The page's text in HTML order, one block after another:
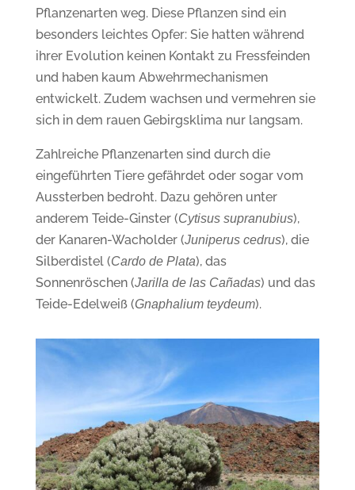
Pflanzenarten weg. Diese Pflanzen sind ein
besonders leichtes Opfer: Sie hatten während
ihrer Evolution keinen Kontakt zu Fressfeinden
und haben kaum Abwehrmechanismen
entwickelt. Zudem wachsen und vermehren sie
sich in dem rauen Gebirgsklima nur langsam.
Zahlreiche Pflanzenarten sind durch die
eingeführten Tiere gefährdet oder sogar vom
Aussterben bedroht. Dazu gehören unter
anderem Teide-Ginster (Cytisus supranubius),
der Kanaren-Wacholder (Juniperus cedrus), die
Silberdistel (Cardo de Plata), das
Sonnenröschen (Jarilla de las Cañadas) und das
Teide-Edelweiß (Gnaphalium teydeum).